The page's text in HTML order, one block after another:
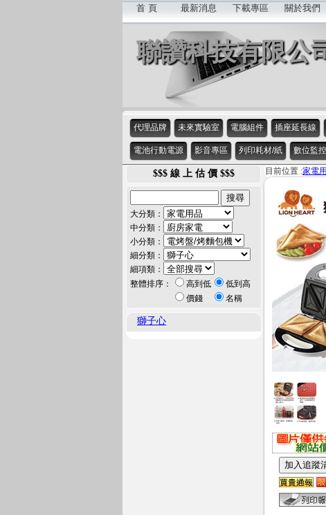
首 頁 最新消息 下載專區 關於我們
聯讚科技有限公
代理品牌 未來實驗室 電腦組件 插座延長線
電池行動電源 影音專區 列印耗材/紙 數位監控
$$$ 線 上 估 價 $$$
大分類：
中分類：
小分類：
細分類：
細項類：
整體排序：
高到低
低到高
價錢
名稱
獅子心
目前位置 :家電